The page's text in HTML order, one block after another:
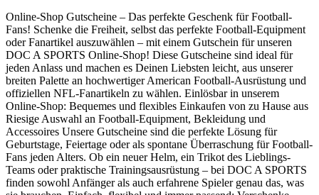
Online-Shop Gutscheine – Das perfekte Geschenk für Football-
Fans! Schenke die Freiheit, selbst das perfekte Football-Equipment
oder Fanartikel auszuwählen – mit einem Gutschein für unseren
DOC A SPORTS Online-Shop! Diese Gutscheine sind ideal für
jeden Anlass und machen es Deinen Liebsten leicht, aus unserer
breiten Palette an hochwertiger American Football-Ausrüstung und
offiziellen NFL-Fanartikeln zu wählen. Einlösbar in unserem
Online-Shop: Bequemes und flexibles Einkaufen von zu Hause aus
Riesige Auswahl an Football-Equipment, Bekleidung und
Accessoires Unsere Gutscheine sind die perfekte Lösung für
Geburtstage, Feiertage oder als spontane Überraschung für Football-
Fans jeden Alters. Ob ein neuer Helm, ein Trikot des Lieblings-
Teams oder praktische Trainingsausrüstung – bei DOC A SPORTS
finden sowohl Anfänger als auch erfahrene Spieler genau das, was